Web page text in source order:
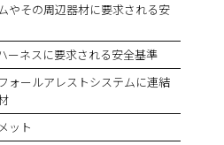
やその周辺器材に要求される安
ーネスに要求される安全基準
ォールアレストシステムに連結
ット